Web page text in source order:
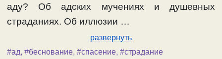
аду? Об адских мучениях и душевных
страданиях. Об иллюзии …
развернуть
#ад, #беснование, #спасение, #страдание